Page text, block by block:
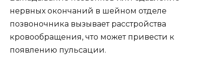
нервных окончаний в шейном отделе
позвоночника вызывает расстройства
кровообращения, что может привести к
появлению пульсации.